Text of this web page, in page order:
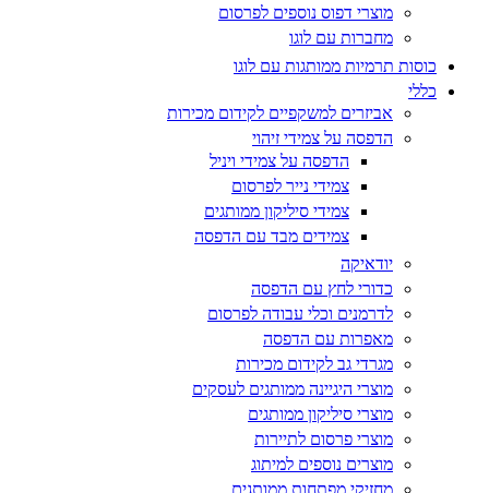
מוצרי דפוס נוספים לפרסום
מחברות עם לוגו
כוסות תרמיות ממותגות עם לוגו
כללי
אביזרים למשקפיים לקידום מכירות
הדפסה על צמידי זיהוי
הדפסה על צמידי ויניל
צמידי נייר לפרסום
צמידי סיליקון ממותגים
צמידים מבד עם הדפסה
יודאיקה
כדורי לחץ עם הדפסה
לדרמנים וכלי עבודה לפרסום
מאפרות עם הדפסה
מגרדי גב לקידום מכירות
מוצרי היגיינה ממותגים לעסקים
מוצרי סיליקון ממותגים
מוצרי פרסום לתיירות
מוצרים נוספים למיתוג